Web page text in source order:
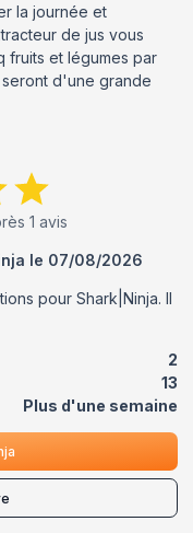
la journée et
de jus vous
fruits et légumes par
d'une grande
1 avis
le 07/08/2026
pour Shark|Ninja. Il
2
13
Plus d'une semaine